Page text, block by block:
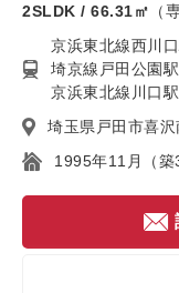
2SLDK / 66.31㎡ （
京浜東北線西川
埼京線戸田公園
京浜東北線川口
埼玉県戸田市喜
1995年11月（築